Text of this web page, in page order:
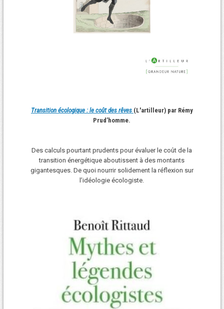
Transition écologique : le coût des rêves (L'artilleur) par Rémy
Prud’homme.
Des calculs pourtant prudents pour évaluer le coût de la
transition énergétique aboutissent à des montants
gigantesques. De quoi nourrir solidement la réflexion sur
l’idéologie écologiste.